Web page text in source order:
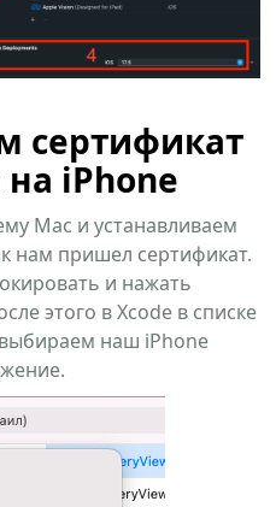
сертификат
iPhone
Mac и устанавливаем
нам пришел сертификат.
и нажать
этого в Xcode в списке
наш iPhone